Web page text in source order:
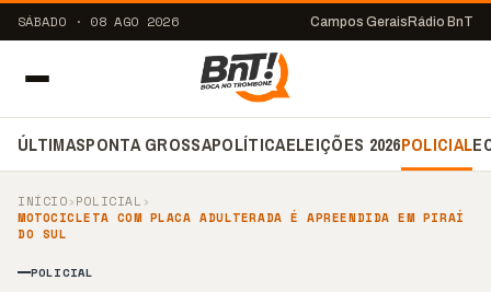
SÁBADO · 08 AGO 2026 Campos Gerais Rádio BnT
ÚLTIMASPONTA GROSSAPOLÍTICAELEIÇÕES 2026POLICIAL
INÍCIO›POLICIAL ›
MOTOCICLETA COM PLACA ADULTERADA É APREENDIDA EM PIRAÍ
DO SUL
POLICIAL